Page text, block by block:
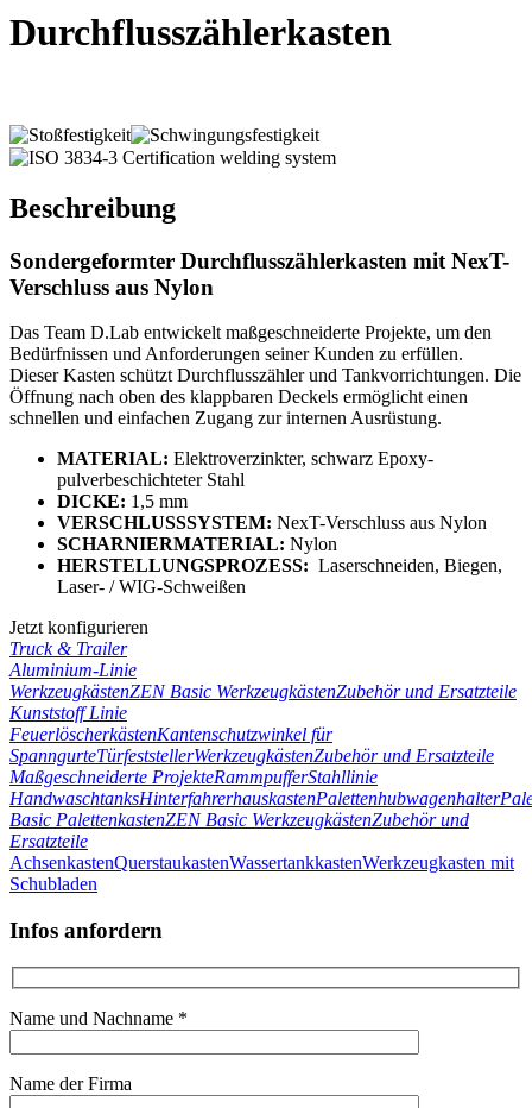
Durchflusszählerkasten
Beschreibung
Sondergeformter Durchflusszählerkasten mit NexT-
Verschluss aus Nylon
Das Team D.Lab entwickelt maßgeschneiderte Projekte, um den
Bedürfnissen und Anforderungen seiner Kunden zu erfüllen.
Dieser Kasten schützt Durchflusszähler und Tankvorrichtungen. Die
Öffnung nach oben des klappbaren Deckels ermöglicht einen
schnellen und einfachen Zugang zur internen Ausrüstung.
MATERIAL: Elektroverzinkter, schwarz Epoxy-
pulverbeschichteter Stahl
DICKE: 1,5 mm
VERSCHLUSSSYSTEM: NexT-Verschluss aus Nylon
SCHARNIERMATERIAL: Nylon
HERSTELLUNGSPROZESS: Laserschneiden, Biegen,
Laser- / WIG-Schweißen
Jetzt konfigurieren
Truck & Trailer
Aluminium-Linie
WerkzeugkästenZEN Basic WerkzeugkästenZubehör und Ersatzteile
Kunststoff Linie
FeuerlöscherkästenKantenschutzwinkel für
SpanngurteTürfeststellerWerkzeugkästenZubehör und Ersatzteile
Maßgeschneiderte ProjekteRammpufferStahllinie
HandwaschtanksHinterfahrerhauskastenPalettenhubwagenhalter
Basic PalettenkastenZEN Basic WerkzeugkästenZubehör und
Ersatzteile
AchsenkastenQuerstaukastenWassertankkastenWerkzeugkasten mit
Schubladen
Infos anfordern
Name und Nachname *
Name der Firma